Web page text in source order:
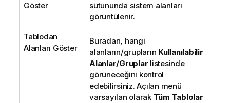
Göster
sütununda sistem alanları
görüntülenir.
Tablodan
Alanları Göster
Buradan, hangi
alanların/grupların Kullanılabilir
Alanlar/Gruplar listesinde
görüneceğini kontrol
edebilirsiniz. Açılan menü
varsayılan olarak Tüm Tablolar